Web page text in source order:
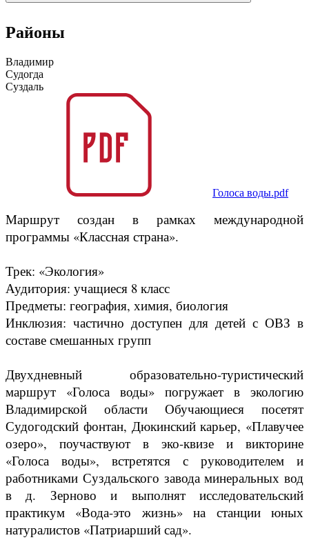
Районы
Владимир
Судогда
Суздаль
Голоса воды.pdf
Маршрут создан в рамках международной
программы «Классная страна».
Трек: «Экология»
Аудитория: учащиеся 8 класс
Предметы: география, химия, биология
Инклюзия: частично доступен для детей с ОВЗ в
составе смешанных групп
Двухдневный образовательно-туристический
маршрут «Голоса воды» погружает в экологию
Владимирской области Обучающиеся посетят
Судогодский фонтан, Дюкинский карьер, «Плавучее
озеро», поучаствуют в эко-квизе и викторине
«Голоса воды», встретятся с руководителем и
работниками Суздальского завода минеральных вод
в д. Зерново и выполнят исследовательский
практикум «Вода-это жизнь» на станции юных
натуралистов «Патриарший сад».